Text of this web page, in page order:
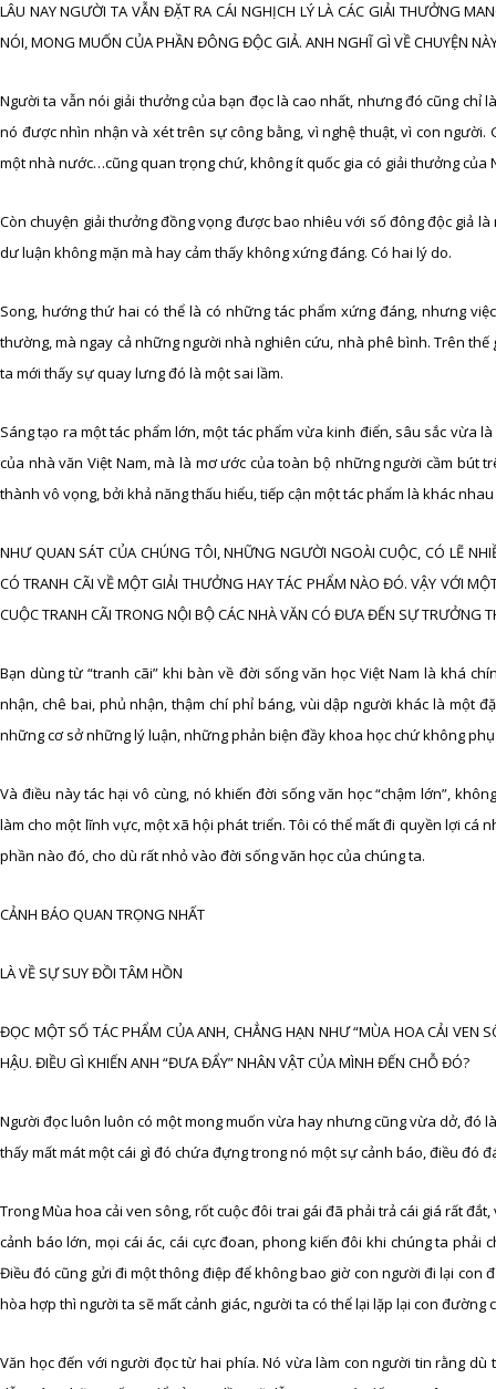
LÂU NAY NGƯỜI TA VẪN ĐẶT RA CÁI NGHỊCH LÝ LÀ CÁC GIẢI THƯỞNG
NÓI, MONG MUỐN CỦA PHẦN ĐÔNG ĐỘC GIẢ. ANH NGHĨ GÌ VỀ CHUYỆN
Người ta vẫn nói giải thưởng của bạn đọc là cao nhất, nhưng đó cũng chỉ
nó được nhìn nhận và xét trên sự công bằng, vì nghệ thuật, vì con
một nhà nước…cũng quan trọng chứ, không ít quốc gia có giải thưởng của
Còn chuyện giải thưởng đồng vọng được bao nhiêu với số đông độc giả
dư luận không mặn mà hay cảm thấy không xứng đáng. Có hai lý do.
Song, hướng thứ hai có thể là có những tác phẩm xứng đáng, nhưng
thường, mà ngay cả những người nhà nghiên cứu, nhà phê bình. Trên
ta mới thấy sự quay lưng đó là một sai lầm.
Sáng tạo ra một tác phẩm lớn, một tác phẩm vừa kinh điển, sâu sắc vừa
của nhà văn Việt Nam, mà là mơ ước của toàn bộ những người cầm bút
thành vô vọng, bởi khả năng thấu hiểu, tiếp cận một tác phẩm là khác
NHƯ QUAN SÁT CỦA CHÚNG TÔI, NHỮNG NGƯỜI NGOÀI CUỘC, CÓ LẼ
CÓ TRANH CÃI VỀ MỘT GIẢI THƯỞNG HAY TÁC PHẨM NÀO ĐÓ. VẬY VỚI
CUỘC TRANH CÃI TRONG NỘI BỘ CÁC NHÀ VĂN CÓ ĐƯA ĐẾN SỰ TRƯỞNG
Bạn dùng từ “tranh cãi” khi bàn về đời sống văn học Việt Nam là khá
nhận, chê bai, phủ nhận, thậm chí phỉ báng, vùi dập người khác là một
những cơ sở những lý luận, những phản biện đầy khoa học chứ không
Và điều này tác hại vô cùng, nó khiến đời sống văn học “chậm lớn”,
làm cho một lĩnh vực, một xã hội phát triển. Tôi có thể mất đi quyền lợi
phần nào đó, cho dù rất nhỏ vào đời sống văn học của chúng ta.
CẢNH BÁO QUAN TRỌNG NHẤT
LÀ VỀ SỰ SUY ĐỒI TÂM HỒN
ĐỌC MỘT SỐ TÁC PHẨM CỦA ANH, CHẲNG HẠN NHƯ “MÙA HOA CẢI VEN
HẬU. ĐIỀU GÌ KHIẾN ANH “ĐƯA ĐẨY” NHÂN VẬT CỦA MÌNH ĐẾN CHỖ ĐÓ?
Người đọc luôn luôn có một mong muốn vừa hay nhưng cũng vừa dở, đó
thấy mất mát một cái gì đó chứa đựng trong nó một sự cảnh báo, điều đó
Trong Mùa hoa cải ven sông, rốt cuộc đôi trai gái đã phải trả cái giá rất
cảnh báo lớn, mọi cái ác, cái cực đoan, phong kiến đôi khi chúng ta
Điều đó cũng gửi đi một thông điệp để không bao giờ con người đi lại
hòa hợp thì người ta sẽ mất cảnh giác, người ta có thể lại lặp lại con đường
Văn học đến với người đọc từ hai phía. Nó vừa làm con người tin rằng